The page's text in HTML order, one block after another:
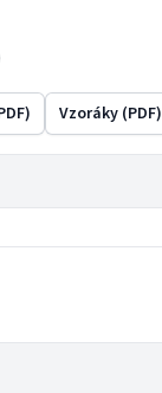
Vzoráky (PDF)